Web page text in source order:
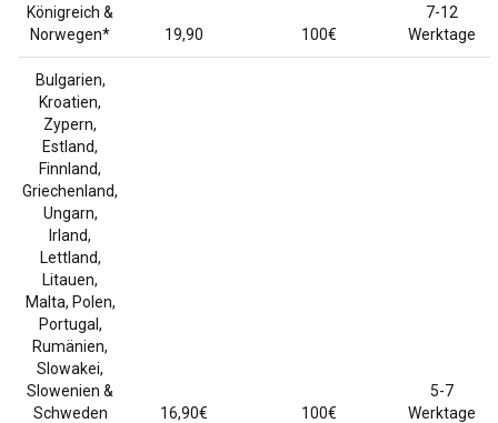
Königreich &
Norwegen*
19,90 100€
7-12
Werktage
Bulgarien,
Kroatien,
Zypern,
Estland,
Finnland,
Griechenland,
Ungarn,
Irland,
Lettland,
Litauen,
Malta, Polen,
Portugal,
Rumänien,
Slowakei,
Slowenien &
Schweden
16,90€ 100€
5-7
Werktage